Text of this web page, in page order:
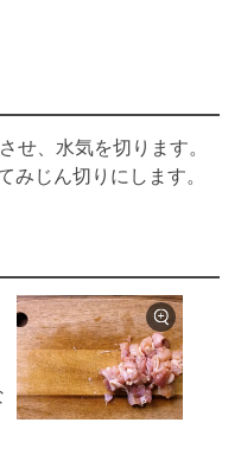
せ、水気を切ります。
みじん切りにします。